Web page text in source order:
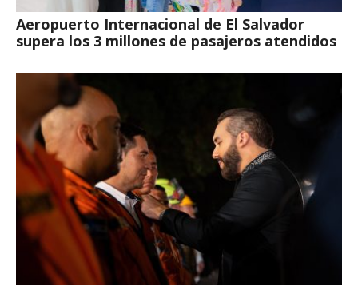
Aeropuerto Internacional de El Salvador
supera los 3 millones de pasajeros atendidos